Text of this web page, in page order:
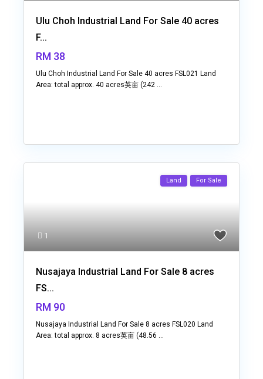
Ulu Choh Industrial Land For Sale 40 acres
F...
RM 38
Ulu Choh Industrial Land For Sale 40 acres FSL021 Land
Area: total approx. 40 acres英亩 (242 ...
1
Land For Sale
Nusajaya Industrial Land For Sale 8 acres
FS...
RM 90
Nusajaya Industrial Land For Sale 8 acres FSL020 Land
Area: total approx. 8 acres英亩 (48.56 ...